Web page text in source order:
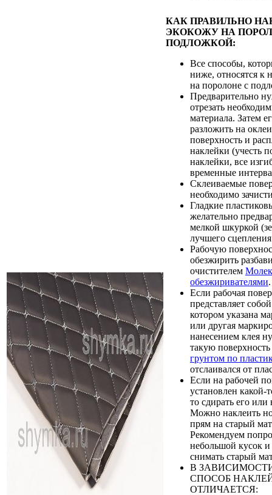
КАК ПРАВИЛЬНО
ЭКОКОЖУ НА
ПОДЛОЖКОЙ:
Все способы,
ниже, относятся к
на поролоне с
Предварительно
отрезать
материала. Затем
разложить на
поверхность и
наклейки (учесть
наклейки, все
временные
Склеиваемые
необходимо
Гладкие
желательно
мелкой шкуркой
лучшего
Рабочую
обезжирить
очистителем
обезжиривателями.
Если рабочая
представляет
котором указана
или другая
нанесением клея
такую поверхность
грунтом по
отслаивался от
Если на рабочей
установлен какой-
то сдирать его
Можно наклеить
прям на старый
Рекомендуем
небольшой кусок
снимать старый
В
СПОСОБ
ОТЛИЧАЕТСЯ: